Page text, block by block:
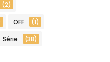
(2)
OFF (1)
Série (38)